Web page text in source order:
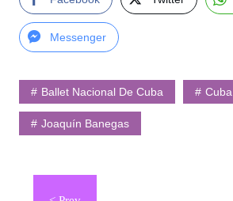
Messenger
Ballet Nacional De Cuba Cuba
Joaquín Banegas
Navegación